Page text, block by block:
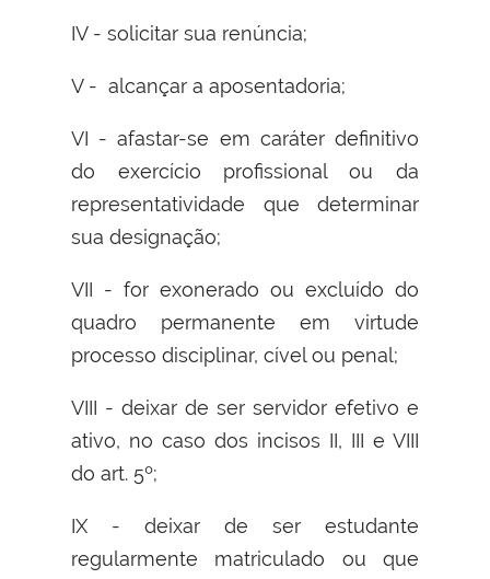
IV - solicitar sua renúncia;
V - alcançar a aposentadoria;
VI - afastar-se em caráter definitivo
do exercício profissional ou da
representatividade que determinar
sua designação;
VII - for exonerado ou excluído do
quadro permanente em virtude
processo disciplinar, cível ou penal;
VIII - deixar de ser servidor efetivo e
ativo, no caso dos incisos II, III e VIII
do art. 5º;
IX - deixar de ser estudante
regularmente matriculado ou que